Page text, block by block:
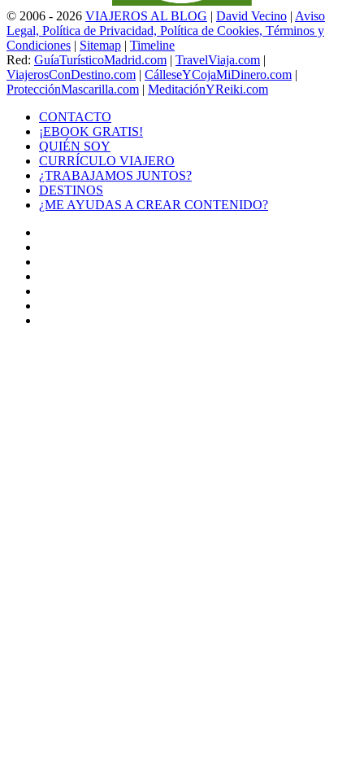
© 2006 - 2026 VIAJEROS AL BLOG | David Vecino | Aviso
Legal, Política de Privacidad, Política de Cookies, Términos y
Condiciones | Sitemap | Timeline
Red: GuíaTurísticoMadrid.com | TravelViaja.com |
ViajerosConDestino.com | CálleseYCojaMiDinero.com |
ProtecciónMascarilla.com | MeditaciónYReiki.com
CONTACTO
¡EBOOK GRATIS!
QUIÉN SOY
CURRÍCULO VIAJERO
¿TRABAJAMOS JUNTOS?
DESTINOS
¿ME AYUDAS A CREAR CONTENIDO?